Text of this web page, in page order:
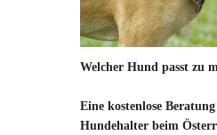
Welcher Hund passt zu
Eine kostenlose
Hundehalter beim